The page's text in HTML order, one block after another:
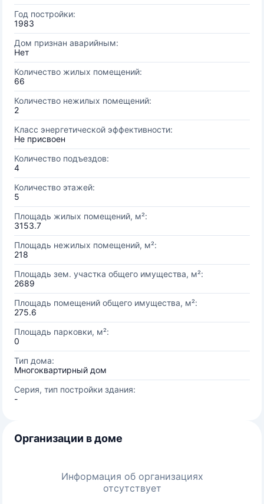
Год постройки:
1983
Дом признан аварийным:
Нет
Количество жилых помещений:
66
Количество нежилых помещений:
2
Класс энергетической эффективности:
Не присвоен
Количество подъездов:
4
Количество этажей:
5
Площадь жилых помещений, м²:
3153.7
Площадь нежилых помещений, м²:
218
Площадь зем. участка общего имущества, м²:
2689
Площадь помещений общего имущества, м²:
275.6
Площадь парковки, м²:
0
Тип дома:
Многоквартирный дом
Серия, тип постройки здания:
-
Организации в доме
Информация об организациях
отсутствует